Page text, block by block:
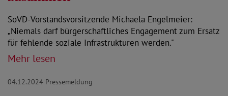
SoVD-Vorstandsvorsitzende Michaela Engelmeier:
„Niemals darf bürgerschaftliches Engagement zum Ersatz
für fehlende soziale Infrastrukturen werden."
Mehr lesen
04.12.2024 Pressemeldung